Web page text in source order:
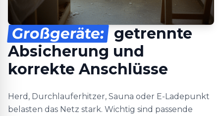
Großgeräte: getrennte
Absicherung und
korrekte Anschlüsse
Herd, Durchlauferhitzer, Sauna oder E-Ladepunkt
belasten das Netz stark. Wichtig sind passende